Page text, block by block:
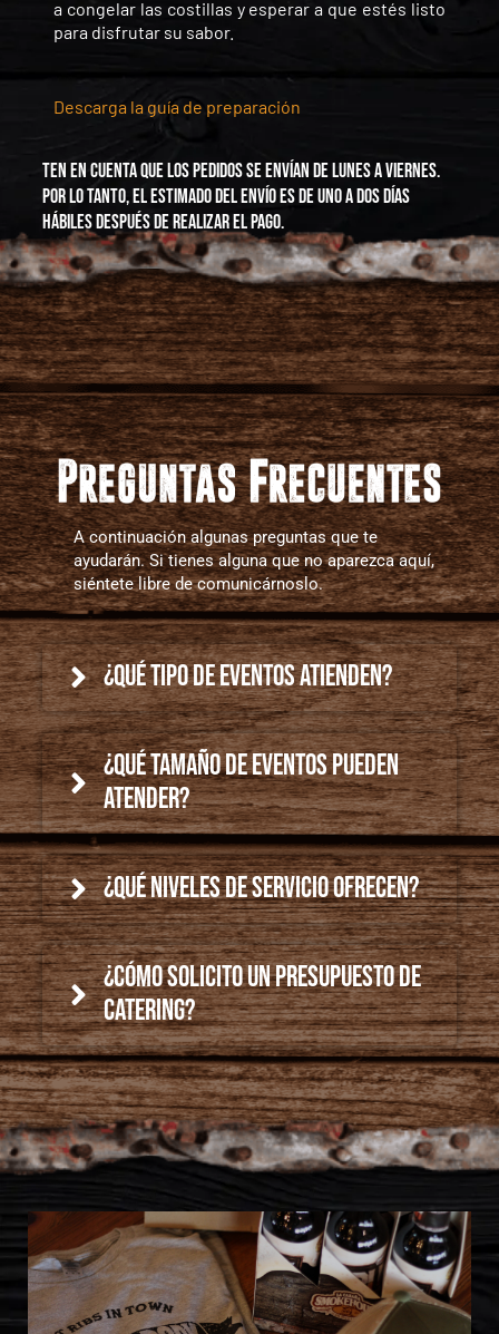
a congelar las costillas y esperar a que estés listo
para disfrutar su sabor.
Descarga la guía de preparación
Ten en cuenta que los pedidos se envían de Lunes a Viernes.
Por lo tanto, el estimado del envío es de uno a dos días
hábiles después de realizar el pago.
A continuación algunas preguntas que te
ayudarán. Si tienes alguna que no aparezca aquí,
siéntete libre de comunicárnoslo.
¿Qué tipo de eventos atienden?
¿Qué tamaño de eventos pueden
atender?
¿Qué niveles de servicio ofrecen?
¿Cómo solicito un presupuesto de
catering?